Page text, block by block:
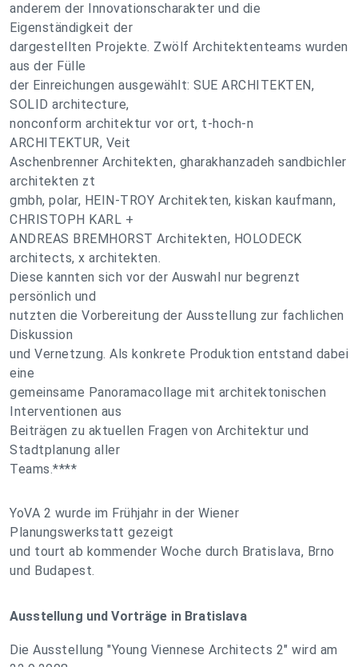
anderem der Innovationscharakter und die
Eigenständigkeit der
dargestellten Projekte. Zwölf Architektenteams wurden
aus der Fülle
der Einreichungen ausgewählt: SUE ARCHITEKTEN,
SOLID architecture,
nonconform architektur vor ort, t-hoch-n
ARCHITEKTUR, Veit
Aschenbrenner Architekten, gharakhanzadeh sandbichler
architekten zt
gmbh, polar, HEIN-TROY Architekten, kiskan kaufmann,
CHRISTOPH KARL +
ANDREAS BREMHORST Architekten, HOLODECK
architects, x architekten.
Diese kannten sich vor der Auswahl nur begrenzt
persönlich und
nutzten die Vorbereitung der Ausstellung zur fachlichen
Diskussion
und Vernetzung. Als konkrete Produktion entstand dabei
eine
gemeinsame Panoramacollage mit architektonischen
Interventionen aus
Beiträgen zu aktuellen Fragen von Architektur und
Stadtplanung aller
Teams.****
YoVA 2 wurde im Frühjahr in der Wiener
Planungswerkstatt gezeigt
und tourt ab kommender Woche durch Bratislava, Brno
und Budapest.
Ausstellung und Vorträge in Bratislava
Die Ausstellung "Young Viennese Architects 2" wird am